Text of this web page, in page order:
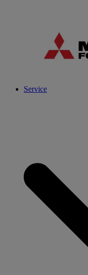
Service